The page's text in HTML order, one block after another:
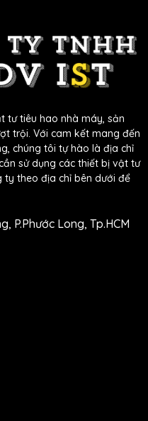
tư tiêu hao nhà máy, sản
trội. Với cam kết mang đến
chúng tôi tự hào là địa chỉ
sử dụng các thiết bị vật tư
ty theo địa chỉ bên dưới để
P.Phước Long, Tp.HCM